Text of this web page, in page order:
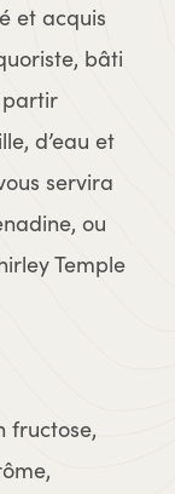
et acquis
bâti
partir
d’eau et
servira
ou
Temple
fructose,